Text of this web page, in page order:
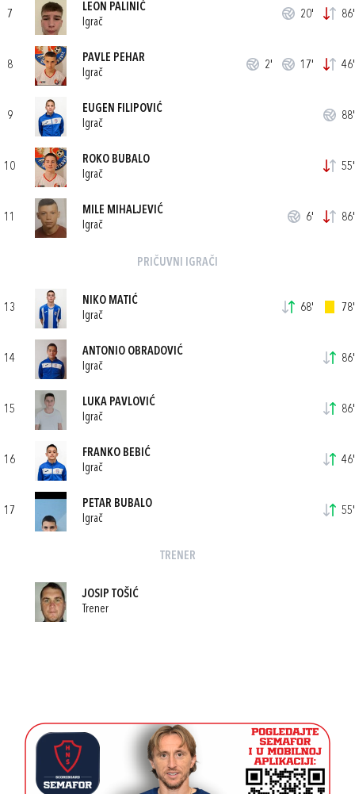
7
LEON PALINIĆ
Igrač
20' 86'
8
PAVLE PEHAR
Igrač
2' 17' 46'
9
EUGEN FILIPOVIĆ
Igrač
88'
10
ROKO BUBALO
Igrač
55'
11
MILE MIHALJEVIĆ
Igrač
6' 86'
PRIČUVNI IGRAČI
13
NIKO MATIĆ
Igrač
68' 78'
14
ANTONIO OBRADOVIĆ
Igrač
86'
15
LUKA PAVLOVIĆ
Igrač
86'
16
FRANKO BEBIĆ
Igrač
46'
17
PETAR BUBALO
Igrač
55'
TRENER
JOSIP TOŠIĆ
Trener